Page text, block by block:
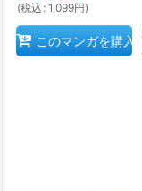
(税込 : 1,099円)
このマンガを購入